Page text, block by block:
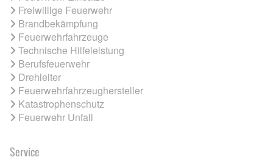
Freiwillige Feuerwehr
Brandbekämpfung
Feuerwehrfahrzeuge
Technische Hilfeleistung
Berufsfeuerwehr
Drehleiter
Feuerwehrfahrzeughersteller
Katastrophenschutz
Feuerwehr Unfall
Service